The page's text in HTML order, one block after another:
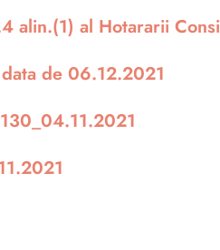
alin.(1) al Hotararii
de 06.12.2021